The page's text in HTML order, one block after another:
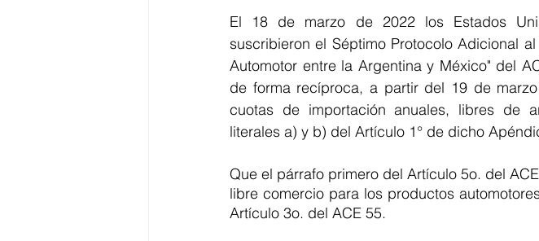
El 18 de marzo de 2022 los Estados
suscribieron el Séptimo Protocolo Adicional
Automotor entre la Argentina y México" del
de forma recíproca, a partir del 19 de
cuotas de importación anuales, libres de
literales a) y b) del Artículo 1° de dicho
Que el párrafo primero del Artículo 5o. del
libre comercio para los productos
Artículo 3o. del ACE 55.